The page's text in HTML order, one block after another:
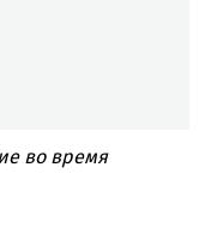
во время